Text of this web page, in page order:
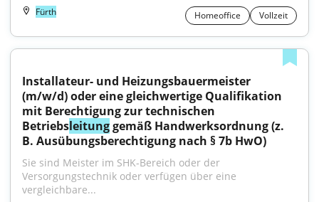
Fürth Homeoffice Vollzeit
Installateur- und Heizungsbauermeister
(m/w/d) oder eine gleichwertige Qualifikation
mit Berechtigung zur technischen
Betriebsleitung gemäß Handwerksordnung (z.
B. Ausübungsberechtigung nach § 7b HwO)
Sie sind Meister im SHK-Bereich oder der
Versorgungstechnik oder verfügen über eine
vergleichbare...